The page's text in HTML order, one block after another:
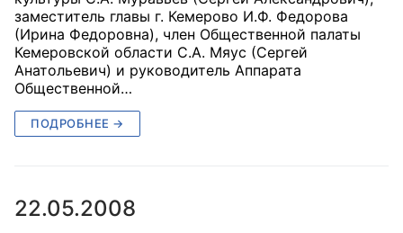
заместитель главы г. Кемерово И.Ф. Федорова
(Ирина Федоровна), член Общественной палаты
Кемеровской области С.А. Мяус (Сергей
Анатольевич) и руководитель Аппарата
Общественной…
ПОДРОБНЕЕ →
22.05.2008